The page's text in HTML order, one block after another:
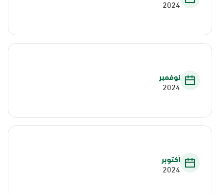
2024
نوفمبر
2024
أكتوبر
2024